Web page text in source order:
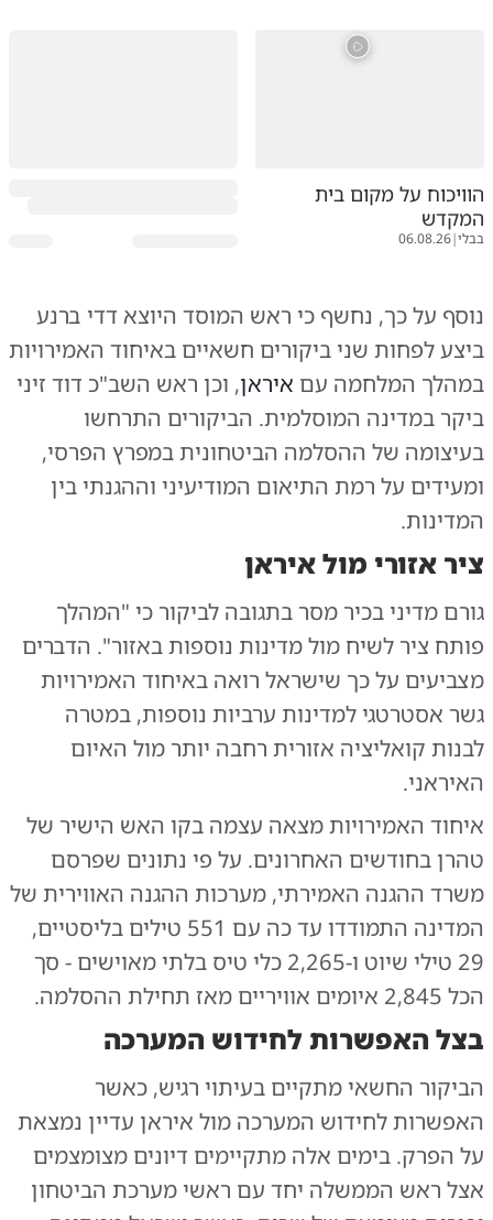
הוויכוח על מקום בית
המקדש
בבלי|
06.08.26
נוסף על כך, נחשף כי ראש המוסד היוצא דדי ברנע
ביצע לפחות שני ביקורים חשאיים באיחוד האמירויות
במהלך המלחמה עם איראן, וכן ראש השב"כ דוד זיני
ביקר במדינה המוסלמית. הביקורים התרחשו
בעיצומה של ההסלמה הביטחונית במפרץ הפרסי,
ומעידים על רמת התיאום המודיעיני וההגנתי בין
המדינות.
ציר אזורי מול איראן
גורם מדיני בכיר מסר בתגובה לביקור כי "המהלך
פותח ציר לשיח מול מדינות נוספות באזור". הדברים
מצביעים על כך שישראל רואה באיחוד האמירויות
גשר אסטרטגי למדינות ערביות נוספות, במטרה
לבנות קואליציה אזורית רחבה יותר מול האיום
האיראני.
איחוד האמירויות מצאה עצמה בקו האש הישיר של
טהרן בחודשים האחרונים. על פי נתונים שפרסם
משרד ההגנה האמירתי, מערכות ההגנה האווירית של
המדינה התמודדו עד כה עם 551 טילים בליסטיים,
29 טילי שיוט ו-2,265 כלי טיס בלתי מאוישים - סך
הכל 2,845 איומים אוויריים מאז תחילת ההסלמה.
בצל האפשרות לחידוש המערכה
הביקור החשאי מתקיים בעיתוי רגיש, כאשר
האפשרות לחידוש המערכה מול איראן עדיין נמצאת
על הפרק. בימים אלה מתקיימים דיונים מצומצמים
אצל ראש הממשלה יחד עם ראשי מערכת הביטחון